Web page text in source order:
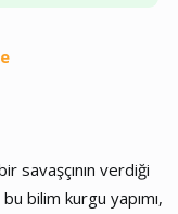
savaşçının verdiği
bilim kurgu yapımı,